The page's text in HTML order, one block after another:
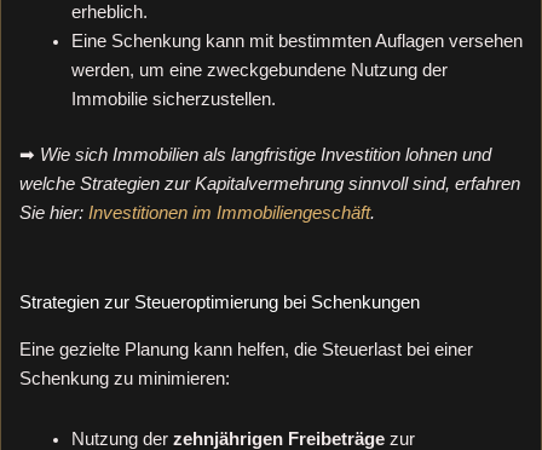
erheblich.
Eine Schenkung kann mit bestimmten Auflagen versehen
werden, um eine zweckgebundene Nutzung der
Immobilie sicherzustellen.
➡ Wie sich Immobilien als langfristige Investition lohnen und
welche Strategien zur Kapitalvermehrung sinnvoll sind, erfahren
Sie hier: Investitionen im Immobiliengeschäft.
Strategien zur Steueroptimierung bei Schenkungen
Eine gezielte Planung kann helfen, die Steuerlast bei einer
Schenkung zu minimieren:
Nutzung derzehnjährigen Freibeträge zur